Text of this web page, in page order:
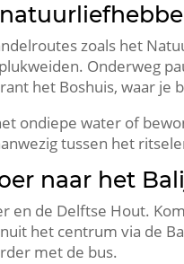
zoals het
Onderweg
het Boshuis, waar
ondiepe water of
tussen het
naar het
en de Delftse Hout.​
het centrum via de
met de bus.​